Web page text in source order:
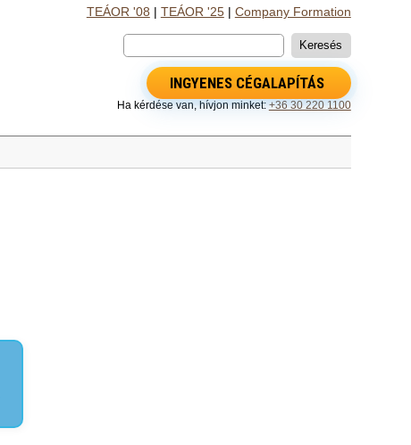
TEÁOR '08 TEÁOR '25| Company Formation
INGYENES CÉGALAPÍTÁS
Ha kérdése van, hívjon minket: +36 30 220 1100